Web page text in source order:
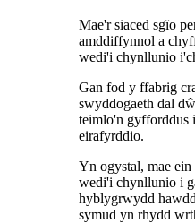
Mae'r siaced sgïo
amddiffynnol a
wedi'i chynllunio
Gan fod y ffabrig
swyddogaeth dal
teimlo'n gyfforddus
eirafyrddio.
Yn ogystal, mae
wedi'i chynllunio i
hyblygrwydd
symud yn rhydd